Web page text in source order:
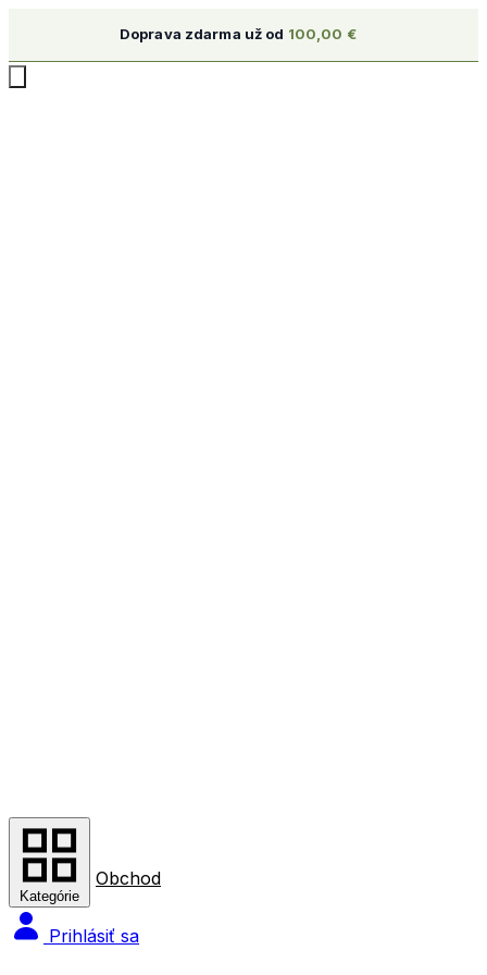
Doprava zdarma už od 100,00 €
Kategórie
Obchod
Prihlásiť sa